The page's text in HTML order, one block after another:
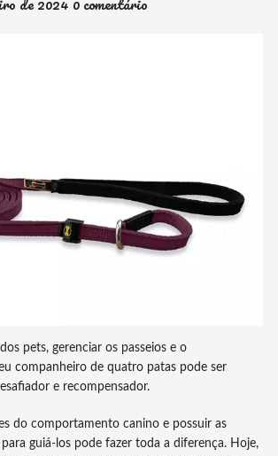
pets, gerenciar os passeios e o
companheiro de quatro patas pode ser
e recompensador.
do comportamento canino e possuir as
guiá-los pode fazer toda a diferença. Hoje,